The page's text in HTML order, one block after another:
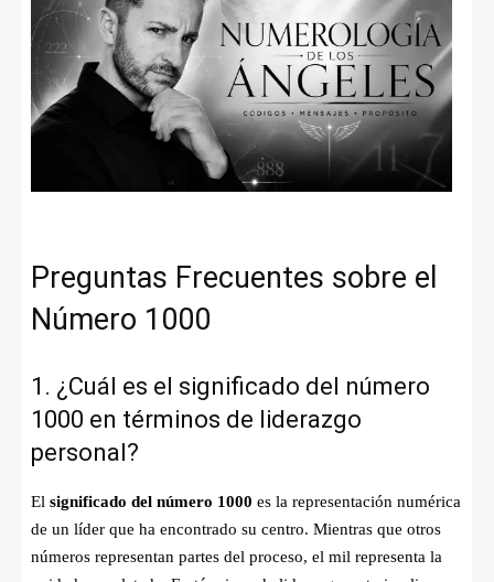
Preguntas Frecuentes sobre el
Número 1000
1. ¿Cuál es el significado del número
1000 en términos de liderazgo
personal?
El significado del número 1000 es la representación numérica
de un líder que ha encontrado su centro. Mientras que otros
números representan partes del proceso, el mil representa la